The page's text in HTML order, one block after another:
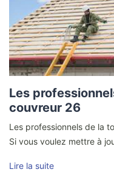
Les
couvreur 26
Les professionnels de la
Si vous voulez mettre à
Lire la suite